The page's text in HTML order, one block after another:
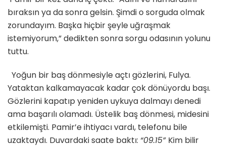
bıraksın ya da sonra gelsin. Şimdi o sorguda olmak
zorundayım. Başka hiçbir şeyle uğraşmak
istemiyorum,” dedikten sonra sorgu odasının yolunu
tuttu.
Yoğun bir baş dönmesiyle açtı gözlerini, Fulya.
Yataktan kalkamayacak kadar çok dönüyordu başı.
Gözlerini kapatıp yeniden uykuya dalmayı denedi
ama başarılı olamadı. Üstelik baş dönmesi, midesini
etkilemişti. Pamir’e ihtiyacı vardı, telefonu bile
uzaktaydı. Duvardaki saate baktı: “09.15” Kim bilir